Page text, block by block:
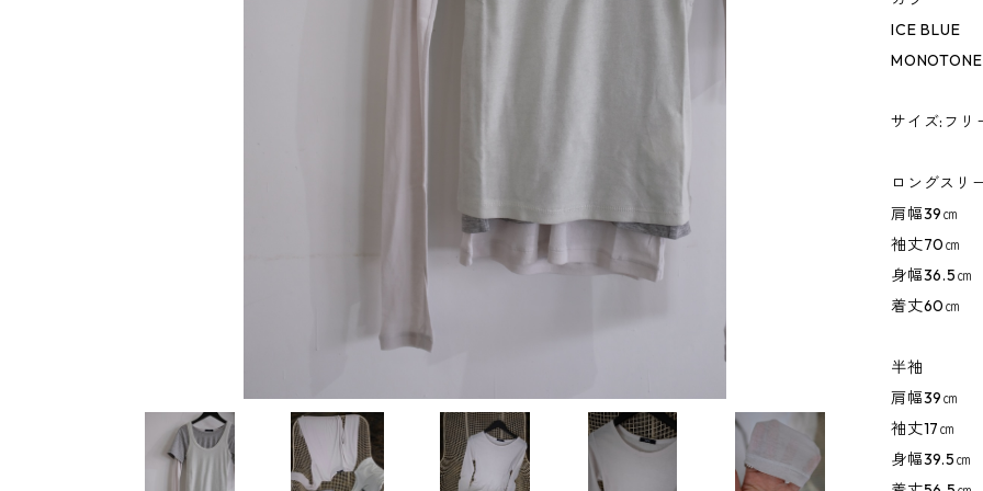
ICE BLUE
MONOTONE
サイズ:フリ
ロングスリ
肩幅39㎝
袖丈70㎝
身幅36.5㎝
着丈60㎝
半袖
肩幅39㎝
袖丈17㎝
身幅39.5㎝